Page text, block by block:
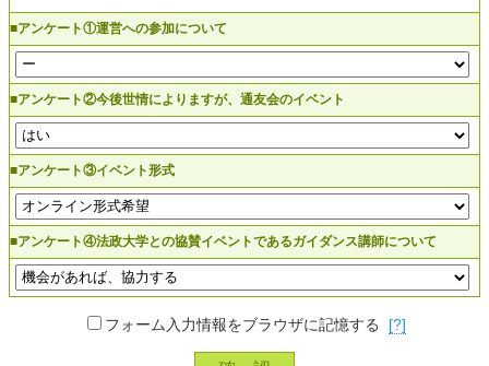
■アンケート①運営への参加について
■アンケート②今後世情によりますが、通友会のイベント
■アンケート③イベント形式
■アンケート④法政大学との協賛イベントであるガイダンス講師について
フォーム入力情報をブラウザに記憶する [?]